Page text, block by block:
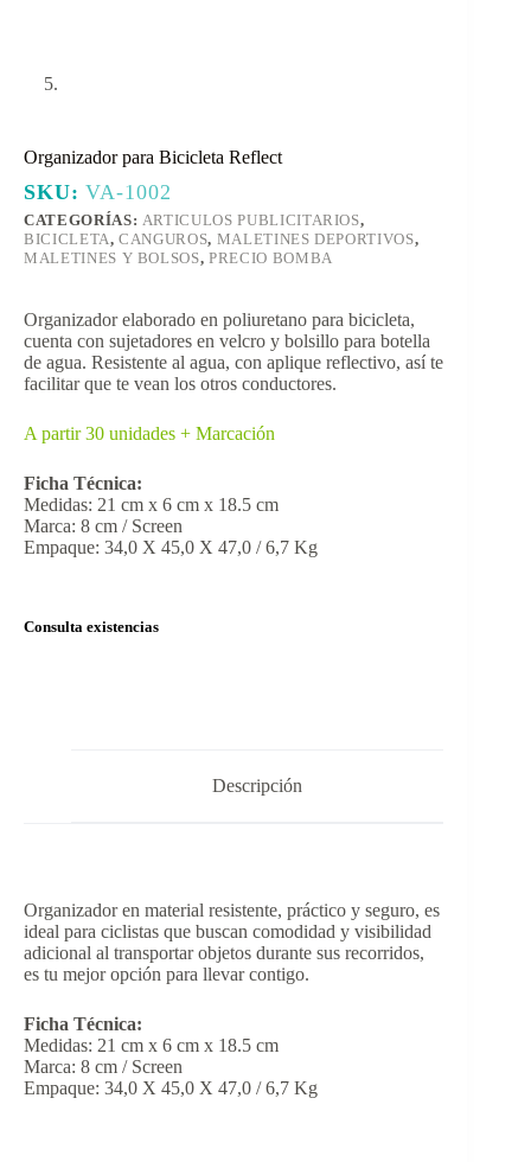
Organizador para Bicicleta Reflect
SKU:VA-1002
CATEGORÍAS: ARTICULOS PUBLICITARIOS,
BICICLETA,CANGUROS, MALETINES DEPORTIVOS,
MALETINES Y BOLSOS,PRECIO BOMBA
Organizador elaborado en poliuretano para bicicleta,
cuenta con sujetadores en velcro y bolsillo para botella
de agua. Resistente al agua, con aplique reflectivo, así te
facilitar que te vean los otros conductores.
A partir 30 unidades + Marcación
Ficha Técnica:
Medidas: 21 cm x 6 cm x 18.5 cm
Marca: 8 cm / Screen
Empaque: 34,0 X 45,0 X 47,0 / 6,7 Kg
Consulta existencias
Descripción
Organizador en material resistente, práctico y seguro, es
ideal para ciclistas que buscan comodidad y visibilidad
adicional al transportar objetos durante sus recorridos,
es tu mejor opción para llevar contigo.
Ficha Técnica:
Medidas: 21 cm x 6 cm x 18.5 cm
Marca: 8 cm / Screen
Empaque: 34,0 X 45,0 X 47,0 / 6,7 Kg